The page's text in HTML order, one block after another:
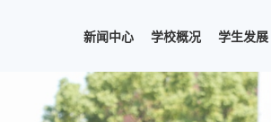
新闻中心 学校概况 学生发展